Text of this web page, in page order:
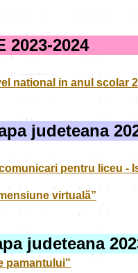
2023-2024
national in anul scolar
judeteana
pentru liceu -
virtuală”
judeteana
pamantului"